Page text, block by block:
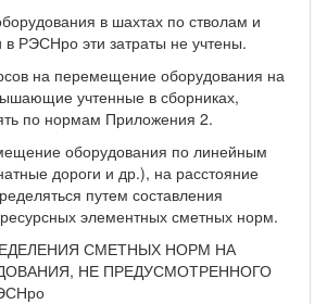
в шахтах по стволам и
в РЭСНро эти затраты не учтены.
на перемещение оборудования на
учтенные в сборниках,
по нормам Приложения 2.
оборудования по линейным
дороги и др.), на расстояние
путем составления
элементных сметных норм.
СМЕТНЫХ НОРМ НА
НЕ ПРЕДУСМОТРЕННОГО